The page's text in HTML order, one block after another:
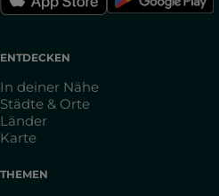
ENTDECKEN
In deiner Nähe
Städte & Orte
Länder
Karte
THEMEN